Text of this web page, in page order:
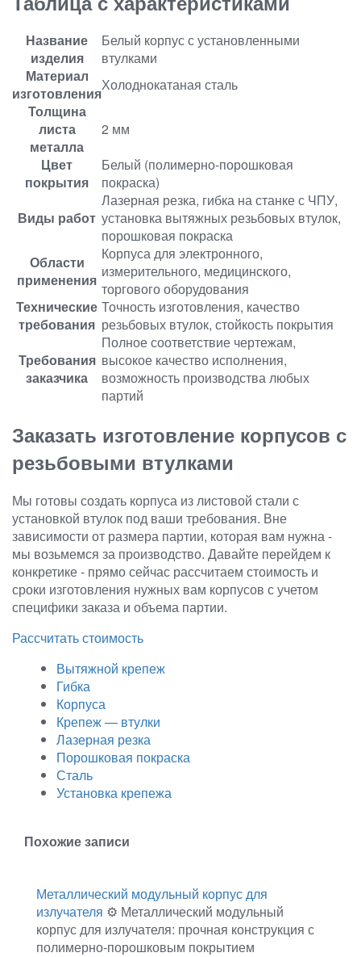
Название
изделия
Белый корпус с установленными
втулками
Материал
изготовленияХолоднокатаная сталь
Толщина
листа
металла
2 мм
Цвет
покрытия
Белый (полимерно-порошковая
покраска)
Виды работ
Лазерная резка, гибка на станке с ЧПУ,
установка вытяжных резьбовых втулок,
порошковая покраска
Области
применения
Корпуса для электронного,
измерительного, медицинского,
торгового оборудования
Технические
требования
Точность изготовления, качество
резьбовых втулок, стойкость покрытия
Требования
заказчика
Полное соответствие чертежам,
высокое качество исполнения,
возможность производства любых
партий
Заказать изготовление корпусов с
резьбовыми втулками
Мы готовы создать корпуса из листовой стали с
установкой втулок под ваши требования. Вне
зависимости от размера партии, которая вам нужна -
мы возьмемся за производство. Давайте перейдем к
конкретике - прямо сейчас рассчитаем стоимость и
сроки изготовления нужных вам корпусов с учетом
специфики заказа и объема партии.
Рассчитать стоимость
Вытяжной крепеж
Гибка
Корпуса
Крепеж — втулки
Лазерная резка
Порошковая покраска
Сталь
Установка крепежа
Похожие записи
Металлический модульный корпус для
излучателя ⚙️ Металлический модульный
корпус для излучателя: прочная конструкция с
полимерно-порошковым покрытием